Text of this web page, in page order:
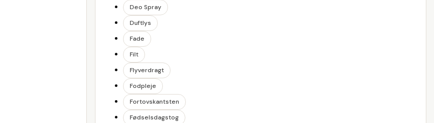
Deo Spray
Duftlys
Fade
Filt
Flyverdragt
Fodpleje
Fortovskantsten
Fødselsdagstog